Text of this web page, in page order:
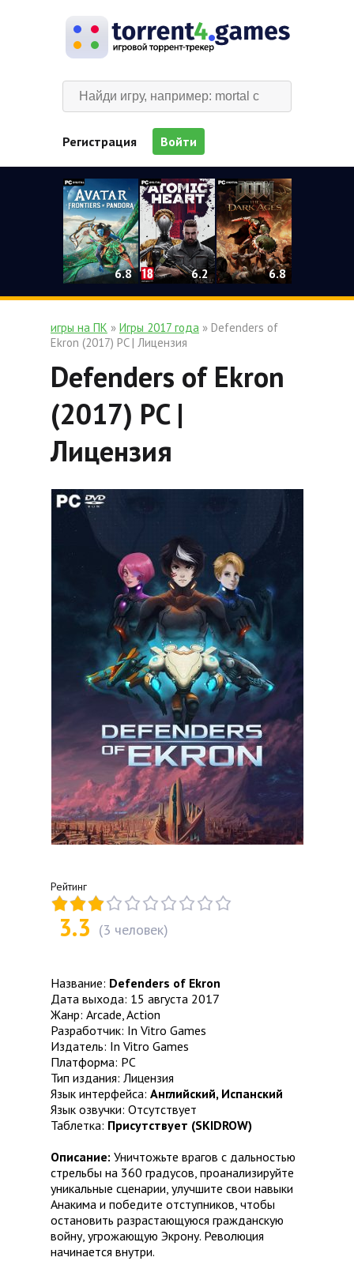
Регистрация Войти
6.8 6.2 6.8
игры на ПК » Игры 2017 года » Defenders of
Ekron (2017) PC | Лицензия
Defenders of Ekron
(2017) PC |
Лицензия
Рейтинг
3.3 (3 человек)
Название: Defenders of Ekron
Дата выхода: 15 августа 2017
Жанр: Arcade, Action
Разработчик: In Vitro Games
Издатель: In Vitro Games
Платформа: PC
Тип издания: Лицензия
Язык интерфейса: Английский, Испанский
Язык озвучки: Отсутствует
Таблетка: Присутствует (SKIDROW)
Описание: Уничтожьте врагов с дальностью
стрельбы на 360 градусов, проанализируйте
уникальные сценарии, улучшите свои навыки
Анакима и победите отступников, чтобы
остановить разрастающуюся гражданскую
войну, угрожающую Экрону. Революция
начинается внутри.